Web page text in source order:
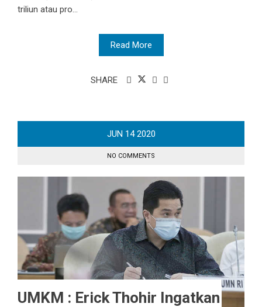
triliun atau pro...
Read More
SHARE
JUN 14 2020
NO COMMENTS
UMKM : Erick Thohir Ingatkan